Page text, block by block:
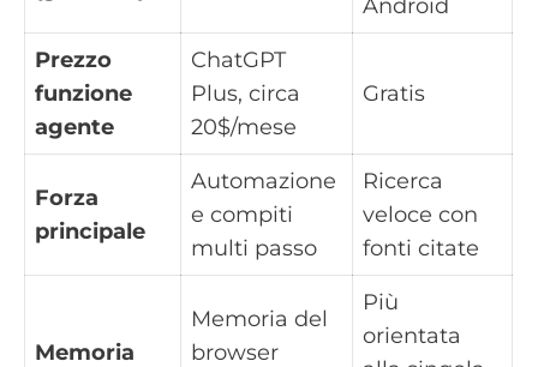
Android
Prezzo
funzione
agente
ChatGPT
Plus, circa
20$/mese
Gratis
Forza
principale
Automazione
e compiti
multi passo
Ricerca
veloce con
fonti citate
Memoria
Memoria del
browser
Più
orientata